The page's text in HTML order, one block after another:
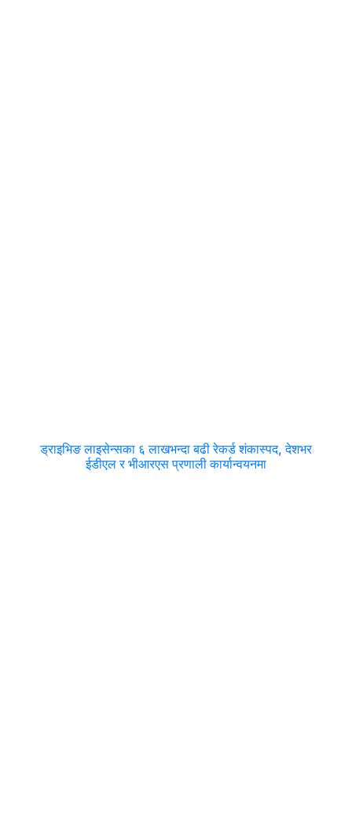
ड्राइभिङ लाइसेन्सका ६ लाखभन्दा बढी रेकर्ड शंकास्पद, देशभर
ईडीएल र भीआरएस प्रणाली कार्यान्वयनमा